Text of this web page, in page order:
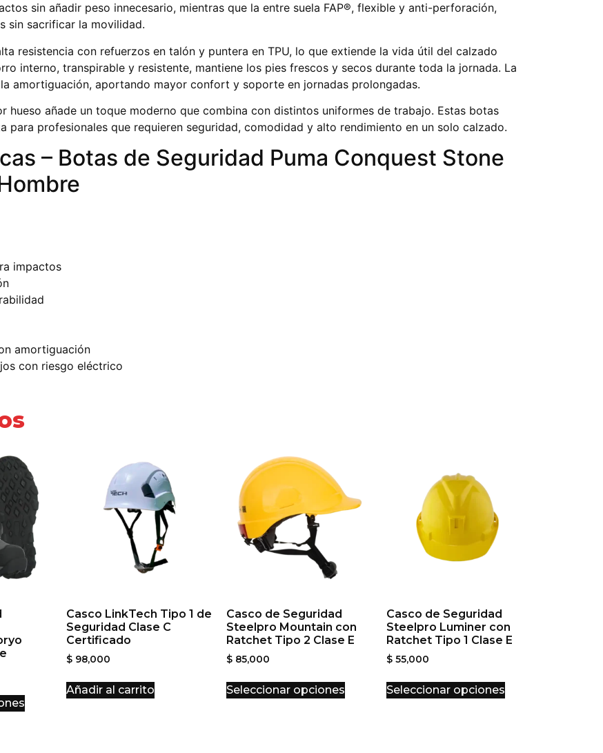
sin añadir peso innecesario, mientras que la entre suela FAP®, flexible y anti-perforación,
sin sacrificar la movilidad.
resistencia con refuerzos en talón y puntera en TPU, lo que extiende la vida útil del calzado
interno, transpirable y resistente, mantiene los pies frescos y secos durante toda la jornada. La
amortiguación, aportando mayor confort y soporte en jornadas prolongadas.
hueso añade un toque moderno que combina con distintos uniformes de trabajo. Estas botas
para profesionales que requieren seguridad, comodidad y alto rendimiento en un solo calzado.
– Botas de Seguridad Puma Conquest Stone
impactos
amortiguación
con riesgo eléctrico
Casco LinkTech Tipo 1 de
Seguridad Clase C
Certificado
$ 98,000
Añadir al carrito
Casco de Seguridad
Steelpro Mountain con
Ratchet Tipo 2 Clase E
$ 85,000
Seleccionar opciones
Casco de Seguridad
Steelpro Luminer con
Ratchet Tipo 1 Clase E
$ 55,000
Seleccionar opciones